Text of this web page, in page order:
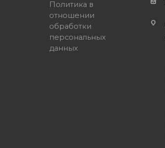
Политика в
отношении
обработки
персональных
данных